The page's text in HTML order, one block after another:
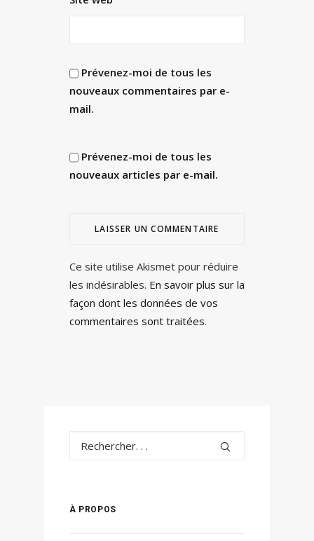
Prévenez-moi de tous les
nouveaux commentaires par e-
mail.
Prévenez-moi de tous les
nouveaux articles par e-mail.
Ce site utilise Akismet pour réduire
les indésirables. En savoir plus sur la
façon dont les données de vos
commentaires sont traitées.
À PROPOS